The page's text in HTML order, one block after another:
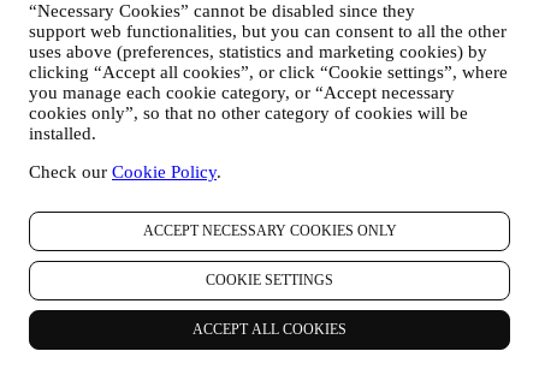
“Necessary Cookies” cannot be disabled since they
support web functionalities, but you can consent to all the other
uses above (preferences, statistics and marketing cookies) by
clicking “Accept all cookies”, or click “Cookie settings”, where
you manage each cookie category, or “Accept necessary
cookies only”, so that no other category of cookies will be
installed.
Check our Cookie Policy.
ACCEPT NECESSARY COOKIES ONLY
COOKIE SETTINGS
ACCEPT ALL COOKIES
privacy@lecreuset.com
para comunicarnos su problema y le
responderemos a la mayor brevedad.
Aviso de privacidad de Le Creuset al completo
Le Creuset se compromete a proteger sus datos personales y su
privacidad, y este aviso explica cómo recopilamos y procesamos sus
de protección de datos (incluida la Normativa General de Protección
aplicable en su país, territorio o ubicación (las "Leyes de protección
1. ¿CUÁNDO Y QUE TIPO DE INFORMACIÓN RECOPILAMOS DE
USTED?
"Datos personales" se refiere a cualquier información relacionada
con usted y que nos permita identificarlo, ya sea directamente o en
combinación con otra información.